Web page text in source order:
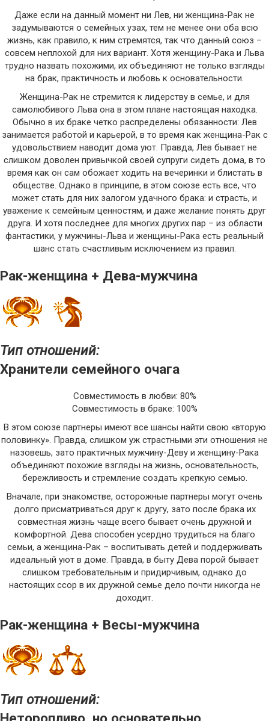
Даже если на данный момент ни Лев, ни женщина-Рак не
задумываются о семейных узах, тем не менее они оба всю
жизнь, как правило, к ним стремятся, так что данный союз –
совсем неплохой для них вариант. Хотя женщину-Рака и Льва
трудно назвать похожими, их объединяют не только взгляды
на брак, практичность и любовь к основательности.
Женщина-Рак не стремится к лидерству в семье, и для
самолюбивого Льва она в этом плане настоящая находка.
Обычно в их браке четко распределены обязанности: Лев
занимается работой и карьерой, в то время как женщина-Рак с
удовольствием наводит дома уют. Правда, Лев бывает не
слишком доволен привычкой своей супруги сидеть дома, в то
время как он сам обожает ходить на вечеринки и блистать в
обществе. Однако в принципе, в этом союзе есть все, что
может стать для них залогом удачного брака: и страсть, и
уважение к семейным ценностям, и даже желание понять друг
друга. И хотя последнее для многих других пар – из области
фантастики, у мужчины-Льва и женщины-Рака есть реальный
шанс стать счастливым исключением из правил.
Рак-женщина + Дева-мужчина
Тип отношений:
Хранители семейного очага
Совместимость в любви: 80%
Совместимость в браке: 100%
В этом союзе партнеры имеют все шансы найти свою «вторую
половинку». Правда, слишком уж страстными эти отношения не
назовешь, зато практичных мужчину-Деву и женщину-Рака
объединяют похожие взгляды на жизнь, основательность,
бережливость и стремление создать крепкую семью.
Вначале, при знакомстве, осторожные партнеры могут очень
долго присматриваться друг к другу, зато после брака их
совместная жизнь чаще всего бывает очень дружной и
комфортной. Дева способен усердно трудиться на благо
семьи, а женщина-Рак – воспитывать детей и поддерживать
идеальный уют в доме. Правда, в быту Дева порой бывает
слишком требовательным и придирчивым, однако до
настоящих ссор в их дружной семье дело почти никогда не
доходит.
Рак-женщина + Весы-мужчина
Тип отношений: